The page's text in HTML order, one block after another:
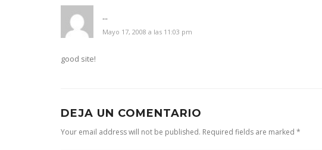
...
Mayo 17, 2008 a las 11:03 pm
good site!
DEJA UN COMENTARIO
Your email address will not be published. Required fields are marked *